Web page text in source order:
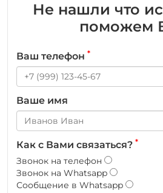
Не нашли что
поможем
Ваш телефон *
Ваше имя
Как с Вами связаться? *
Звонок на телефон
Звонок на Whatsapp
Сообщение в Whatsapp